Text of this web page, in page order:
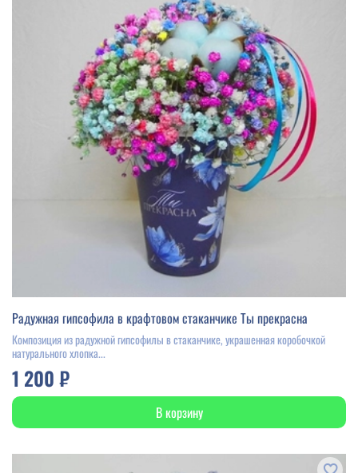
Радужная гипсофила в крафтовом стаканчике Ты прекрасна
Композиция из радужной гипсофилы в стаканчике, украшенная коробочкой
натурального хлопка...
1 200 ₽
В корзину